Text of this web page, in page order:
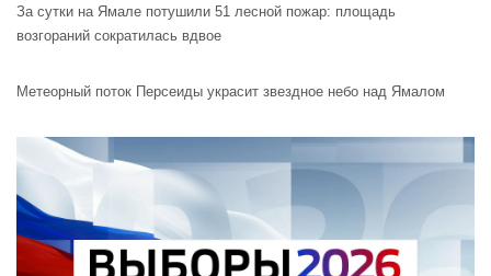
За сутки на Ямале потушили 51 лесной пожар: площадь
возгораний сократилась вдвое
Метеорный поток Персеиды украсит звездное небо над Ямалом